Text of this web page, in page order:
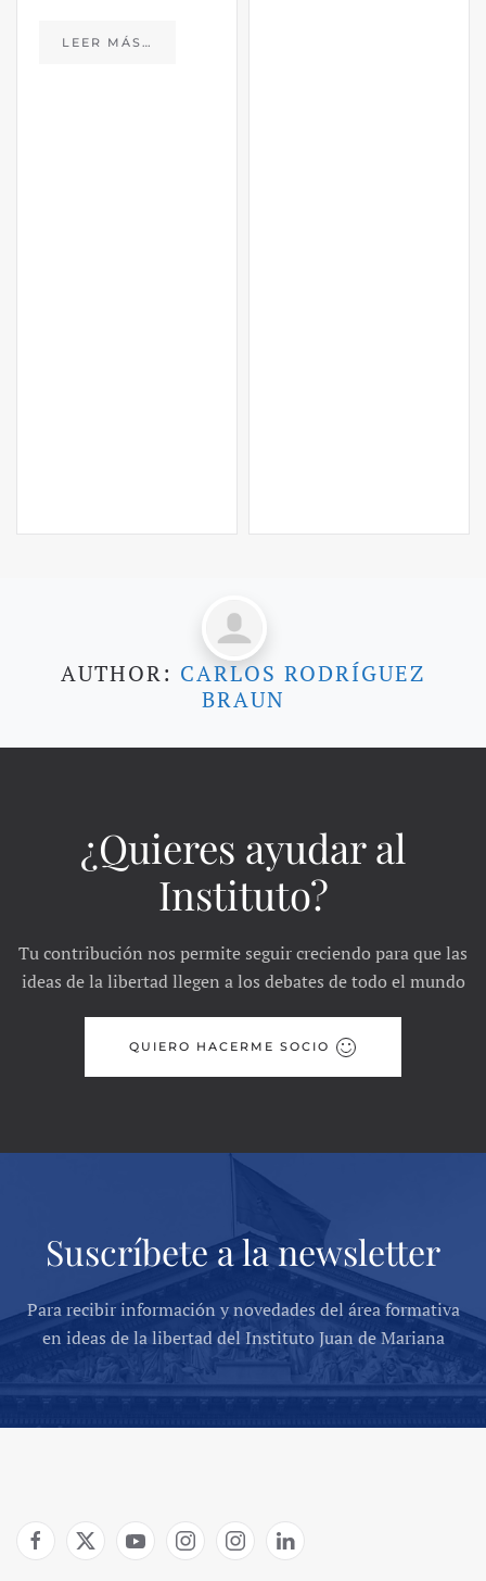
LEER MÁS…
AUTHOR: CARLOS RODRÍGUEZ
BRAUN
¿Quieres ayudar al
Instituto?
Tu contribución nos permite seguir creciendo para que las
ideas de la libertad llegen a los debates de todo el mundo
QUIERO HACERME SOCIO
Suscríbete a la newsletter
Para recibir información y novedades del área formativa
en ideas de la libertad del Instituto Juan de Mariana